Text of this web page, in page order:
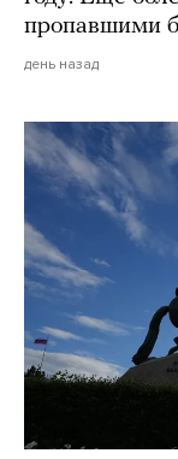
пропавшими
день назад